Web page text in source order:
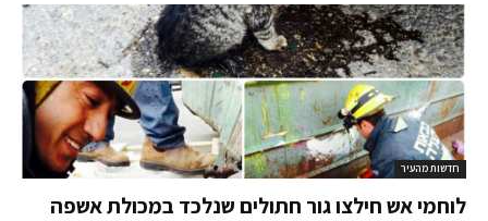
חדשות מהעיר
לוחמי אש חילצו גור חתולים שנלכד במכולת אשפה